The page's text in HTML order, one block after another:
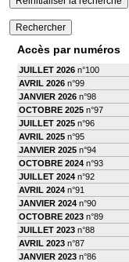
Accès par numéros
JUILLET 2026 n°100
AVRIL 2026 n°99
JANVIER 2026 n°98
OCTOBRE 2025 n°97
JUILLET 2025 n°96
AVRIL 2025 n°95
JANVIER 2025 n°94
OCTOBRE 2024 n°93
JUILLET 2024 n°92
AVRIL 2024 n°91
JANVIER 2024 n°90
OCTOBRE 2023 n°89
JUILLET 2023 n°88
AVRIL 2023 n°87
JANVIER 2023 n°86